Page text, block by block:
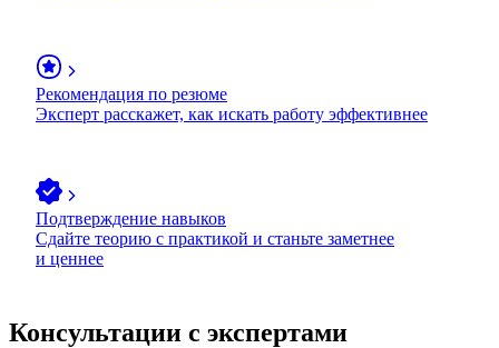
Рекомендация по резюме
Эксперт расскажет, как искать работу эффективнее
Подтверждение навыков
Сдайте теорию с практикой и станьте заметнее
и ценнее
Консультации с экспертами